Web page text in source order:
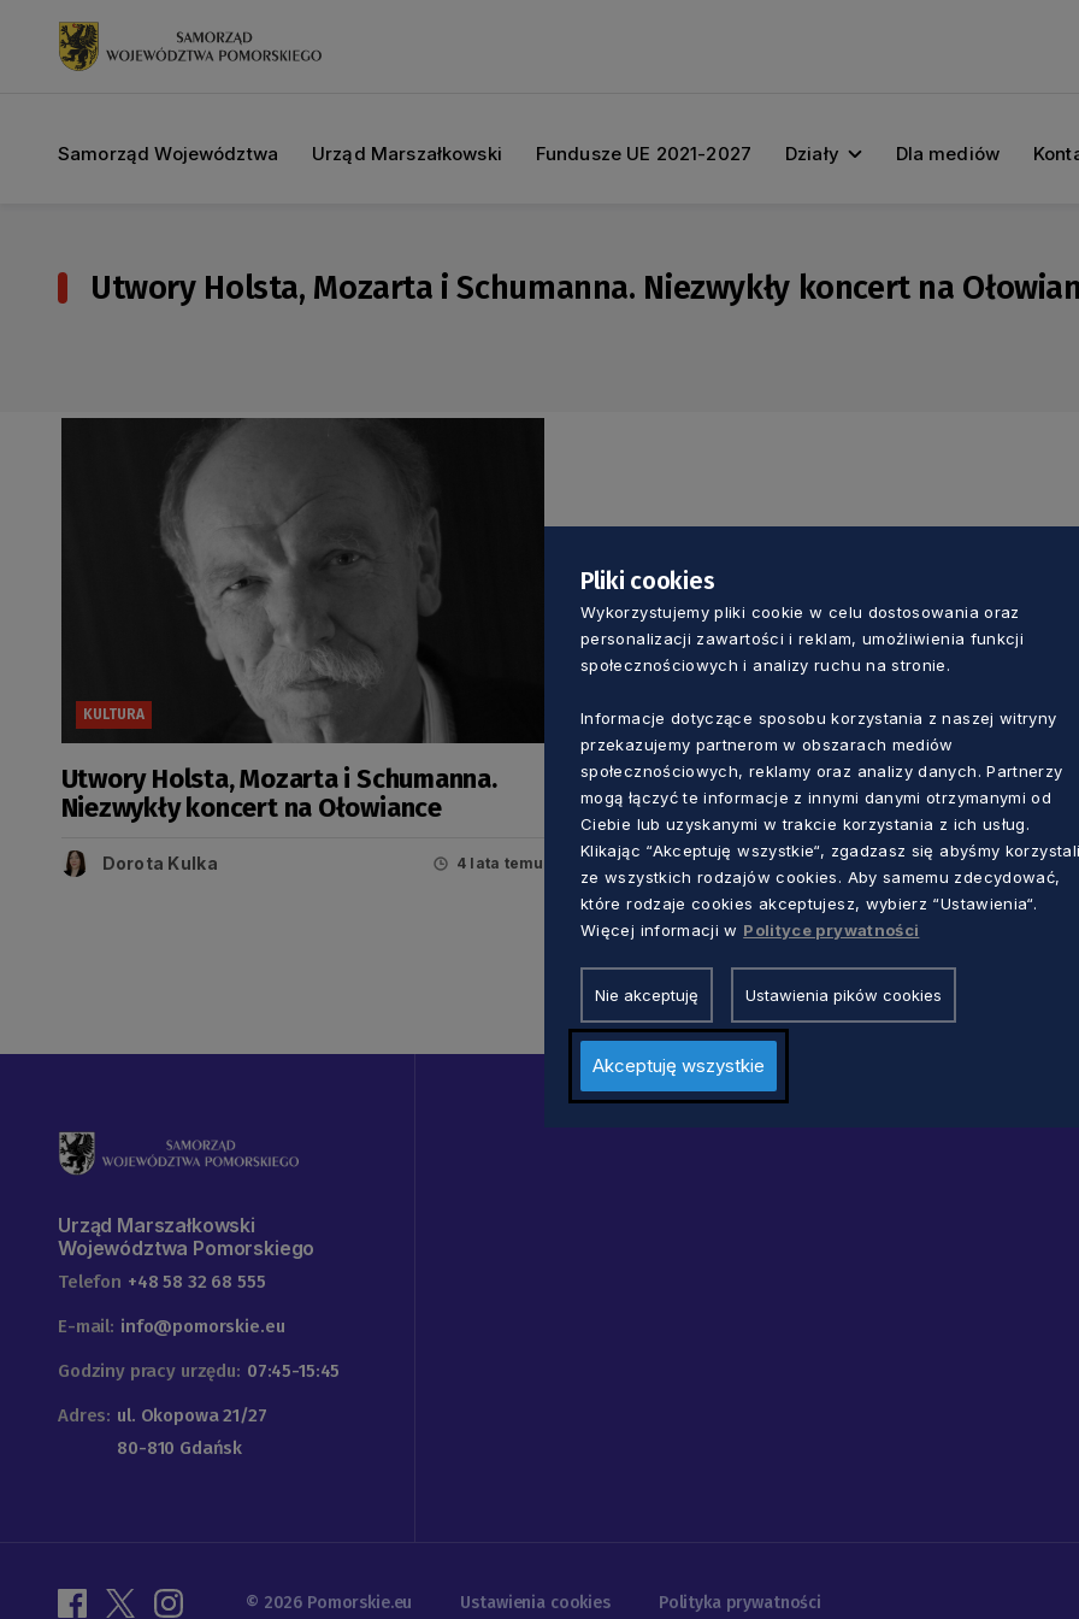
Samorząd Województwa Urząd Marszałkowski Fundusze UE 2021-2027 Działy Dla mediów
Utwory Holsta, Mozarta i Schumanna. Niezwykły koncert na
KULTURA
Utwory Holsta, Mozarta i Schumanna.
Niezwykły koncert na Ołowiance
Dorota Kulka 4 lata temu
Urząd Marszałkowski
Województwa Pomorskiego
Telefon +48 58 32 68 555
E-mail: info@pomorskie.eu
Godziny pracy urzędu: 07:45-15:45
Adres: ul. Okopowa 21/27
80-810 Gdańsk
© 2026 Pomorskie.eu Ustawienia cookies Polityka prywatności
Pliki cookies
Wykorzystujemy pliki cookie w celu dostosowania oraz
personalizacji zawartości i reklam, umożliwienia funkcji
społecznościowych i analizy ruchu na stronie.
Informacje dotyczące sposobu korzystania z naszej witryny
przekazujemy partnerom w obszarach mediów
społecznościowych, reklamy oraz analizy danych. Partnerzy
mogą łączyć te informacje z innymi danymi otrzymanymi od
Ciebie lub uzyskanymi w trakcie korzystania z ich usług.
Klikając “Akceptuję wszystkie“, zgadzasz się abyśmy
ze wszystkich rodzajów cookies. Aby samemu zdecydować,
które rodzaje cookies akceptujesz, wybierz “Ustawienia“.
Więcej informacji w Polityce prywatności
Nie akceptuję Ustawienia pików cookies
Akceptuję wszystkie